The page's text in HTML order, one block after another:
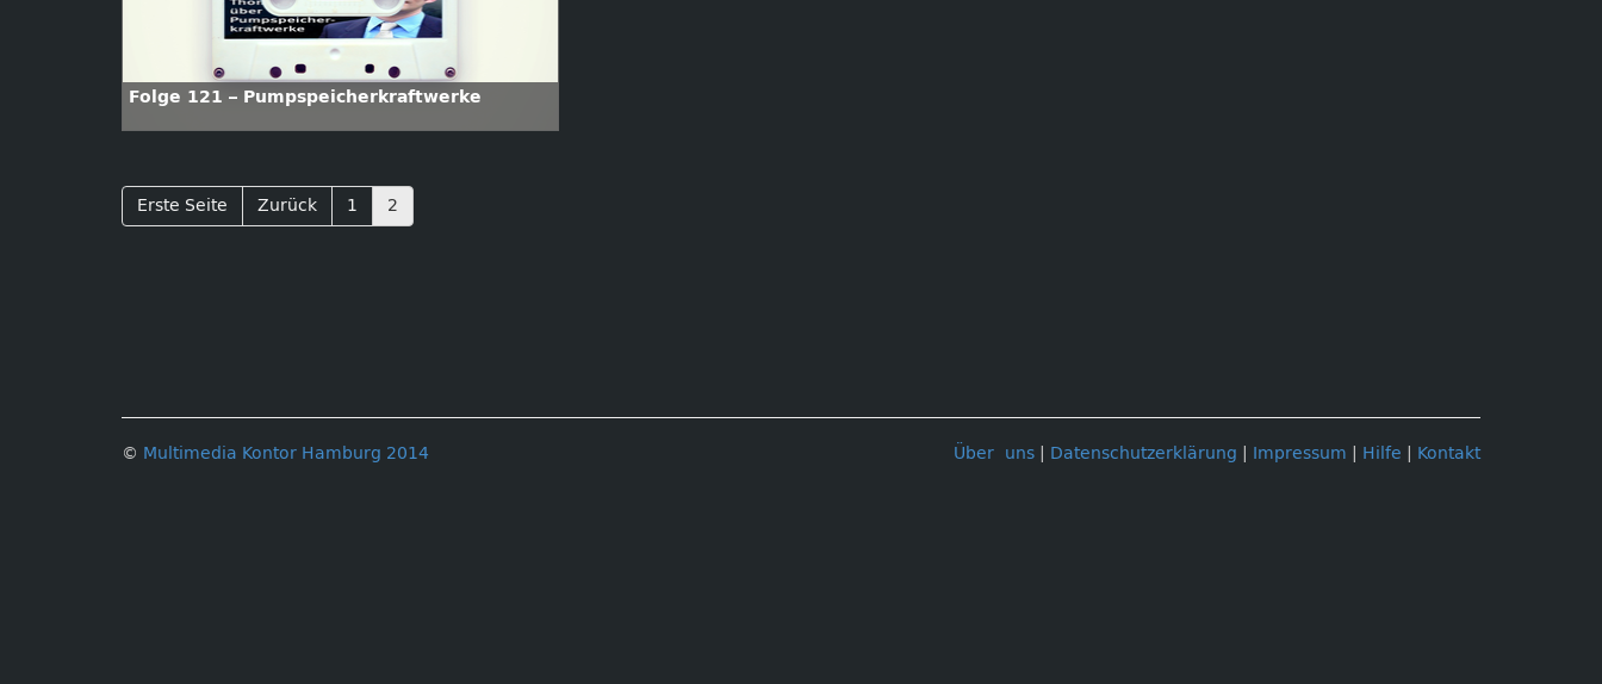
Folge 121 – Pumpspeicherkraftwerke
Erste Seite Zurück 1 2
Über uns Datenschutzerklärung Impressum Hilfe Kontakt
© Multimedia Kontor Hamburg 2014